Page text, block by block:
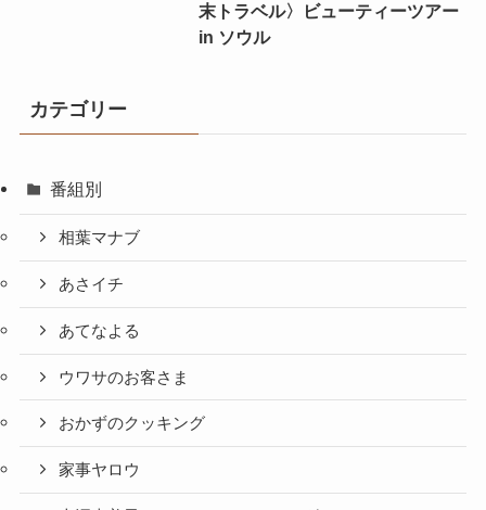
末トラベル〉ビューティーツアー
in ソウル
カテゴリー
番組別
相葉マナブ
あさイチ
あてなよる
ウワサのお客さま
おかずのクッキング
家事ヤロウ